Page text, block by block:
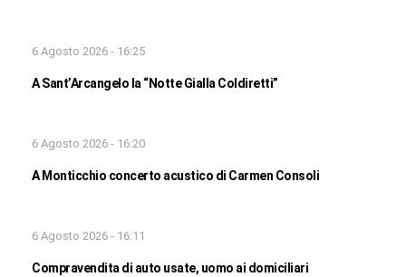
6 Agosto 2026 - 16:25
A Sant’Arcangelo la “Notte Gialla Coldiretti”
6 Agosto 2026 - 16:20
A Monticchio concerto acustico di Carmen Consoli
6 Agosto 2026 - 16:11
Compravendita di auto usate, uomo ai domiciliari